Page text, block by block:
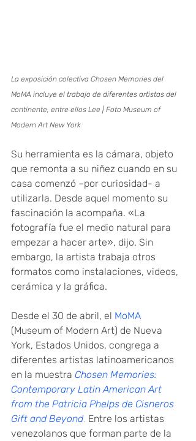
La exposición colectiva Chosen Memories del
MoMA incluye el trabajo de diferentes artistas del
continente, entre ellos Lee | Foto Museum of
Modern Art New York
Su herramienta es la cámara, objeto
que remonta a su niñez cuando en su
casa comenzó –por curiosidad- a
utilizarla. Desde aquel momento su
fascinación la acompaña. «La
fotografía fue el medio natural para
empezar a hacer arte», dijo. Sin
embargo, la artista trabaja otros
formatos como instalaciones, videos,
cerámica y la gráfica.
Desde el 30 de abril, el MoMA
(Museum of Modern Art) de Nueva
York, Estados Unidos, congrega a
diferentes artistas latinoamericanos
en la muestra Chosen Memories:
Contemporary Latin American Art
from the Patricia Phelps de Cisneros
Gift and Beyond. Entre los artistas
venezolanos que forman parte de la